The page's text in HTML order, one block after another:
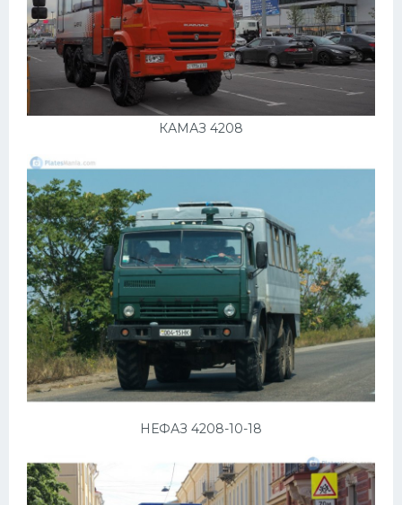
КАМАЗ 4208
НЕФАЗ 4208-10-18